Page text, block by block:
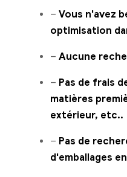
– Vous n'avez
optimisation
– Aucune
– Pas de frais
matières
extérieur, etc..
– Pas de
d'emballages